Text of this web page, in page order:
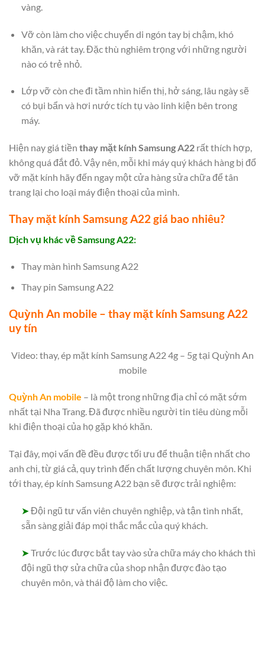
vàng.
Vỡ còn làm cho việc chuyển di ngón tay bị chậm, khó
khăn, và rát tay. Đặc thù nghiêm trọng với những người
nào có trẻ nhỏ.
Lớp vỡ còn che đi tầm nhìn hiển thị, hở sáng, lâu ngày sẽ
có bụi bẩn và hơi nước tích tụ vào linh kiện bên trong
máy.
Hiện nay giá tiền thay mặt kính Samsung A22 rất thích hợp,
không quá đắt đỏ. Vậy nên, mỗi khi máy quý khách hàng bị đổ
vỡ mặt kính hãy đến ngay một cửa hàng sửa chữa để tân
trang lại cho loại máy điện thoại của mình.
Thay mặt kính Samsung A22 giá bao nhiêu?
Dịch vụ khác về Samsung A22:
Thay màn hình Samsung A22
Thay pin Samsung A22
Quỳnh An mobile – thay mặt kính Samsung A22
uy tín
Video: thay, ép mặt kính Samsung A22 4g – 5g tại Quỳnh An
mobile
Quỳnh An mobile – là một trong những địa chỉ có mặt sớm
nhất tại Nha Trang. Đã được nhiều người tin tiêu dùng mỗi
khi điện thoại của họ gặp khó khăn.
Tại đây, mọi vấn đề đều được tối ưu để thuận tiện nhất cho
anh chị, từ giá cả, quy trình đến chất lượng chuyên môn. Khi
tới thay, ép kính Samsung A22 bạn sẽ được trải nghiệm:
➤Đội ngũ tư vấn viên chuyên nghiệp, và tận tình nhất,
sẵn sàng giải đáp mọi thắc mắc của quý khách.
➤Trước lúc được bắt tay vào sửa chữa máy cho khách thì
đội ngũ thợ sửa chữa của shop nhận được đào tạo
chuyên môn, và thái độ làm cho việc.